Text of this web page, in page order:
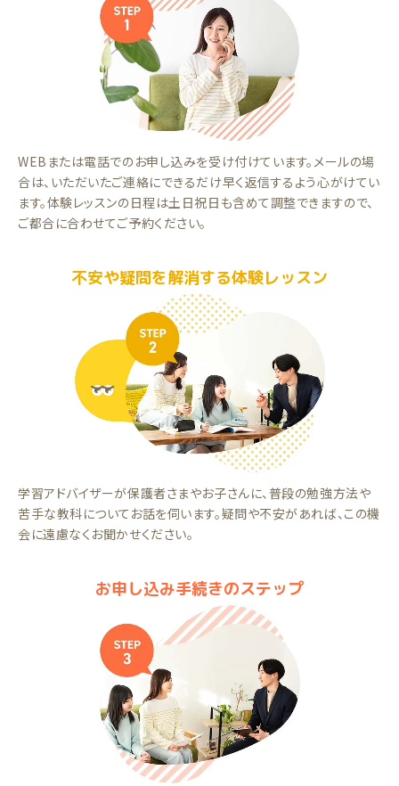
WEBまたは電話でのお申し込みを受け付けています。メールの場
合は、いただいたご連絡にできるだけ早く返信するよう心がけてい
ます。体験レッスンの日程は土日祝日も含めて調整できますので、
ご都合に合わせてご予約ください。
不安や疑問を解消する体験レッスン
学習アドバイザーが保護者さまやお子さんに、普段の勉強方法や
苦手な教科についてお話を伺います。疑問や不安があれば、この機
会に遠慮なくお聞かせください。
お申し込み手続きのステップ